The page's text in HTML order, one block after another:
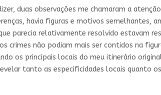
duas observações me chamaram a
havia figuras e motivos semelhantes,
parecia relativamente resolvido estavam
crimes não podiam mais ser contidos na
os principais locais do meu itinerário
tanto as especificidades locais quanto